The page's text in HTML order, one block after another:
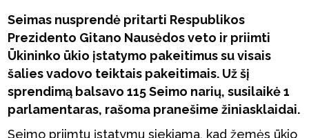
Seimas nusprendė pritarti Respublikos
Prezidento Gitano Nausėdos veto ir priimti
Ūkininko ūkio įstatymo pakeitimus su visais
šalies vadovo teiktais pakeitimais. Už šį
sprendimą balsavo 115 Seimo narių, susilaikė 1
parlamentaras, rašoma pranešime žiniasklaidai.
Seimo priimtu įstatymu siekiama, kad žemės ūkio